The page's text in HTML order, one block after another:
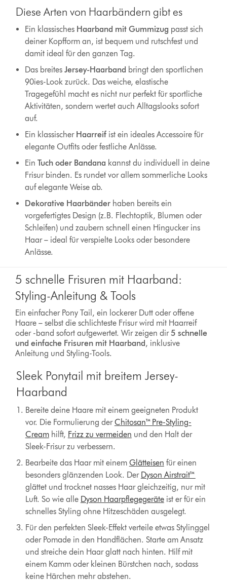
Diese Arten von Haarbändern gibt es
Ein klassisches Haarband mit Gummizug passt sich
deiner Kopfform an, ist bequem und rutschfest und
damit ideal für den ganzen Tag.
Das breites Jersey-Haarband bringt den sportlichen
90ies-Look zurück. Das weiche, elastische
Tragegefühl macht es nicht nur perfekt für sportliche
Aktivitäten, sondern wertet auch Alltagslooks sofort
auf.
Ein klassischer Haarreifist ein ideales Accessoire für
elegante Outfits oder festliche Anlässe.
Ein Tuch oder Bandana kannst du individuell in deine
Frisur binden. Es rundet vor allem sommerliche Looks
auf elegante Weise ab.
Dekorative Haarbänderhaben bereits ein
vorgefertigtes Design (z.B. Flechtoptik, Blumen oder
Schleifen) und zaubern schnell einen Hingucker ins
Haar – ideal für verspielte Looks oder besondere
Anlässe.
5 schnelle Frisuren mit Haarband:
Styling-Anleitung & Tools
Ein einfacher Pony Tail, ein lockerer Dutt oder offene
Haare – selbst die schlichteste Frisur wird mit Haarreif
oder -band sofort aufgewertet. Wir zeigen dir5 schnelle
und einfache Frisuren mit Haarband, inklusive
Anleitung und Styling-Tools.
Sleek Ponytail mit breitem Jersey-
Haarband
Bereite deine Haare mit einem geeigneten Produkt
vor. Die Formulierung derChitosan™ Pre-Styling-
Creamhilft, Frizz zu vermeiden und den Halt der
Sleek-Frisur zu verbessern.
Bearbeite das Haar mit einem Glätteisen für einen
besonders glänzenden Look. Der Dyson Airstrait™
glättet und trocknet nasses Haar gleichzeitig, nur mit
Luft. So wie alle Dyson Haarpflegegeräteist er für ein
schnelles Styling ohne Hitzeschäden ausgelegt.
Für den perfekten Sleek-Effekt verteile etwas Stylinggel
oder Pomade in den Handflächen. Starte am Ansatz
und streiche dein Haar glatt nach hinten. Hilf mit
einem Kamm oder kleinen Bürstchen nach, sodass
keine Härchen mehr abstehen.